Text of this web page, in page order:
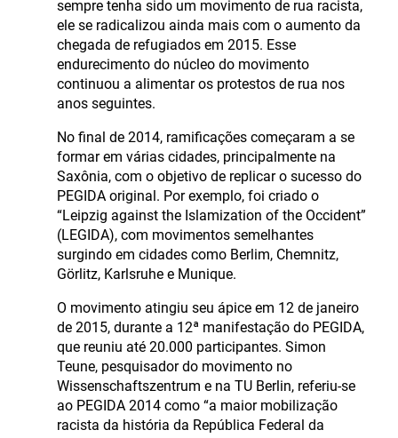
sempre tenha sido um movimento de rua racista,
ele se radicalizou ainda mais com o aumento da
chegada de refugiados em 2015. Esse
endurecimento do núcleo do movimento
continuou a alimentar os protestos de rua nos
anos seguintes.
No final de 2014, ramificações começaram a se
formar em várias cidades, principalmente na
Saxônia, com o objetivo de replicar o sucesso do
PEGIDA original. Por exemplo, foi criado o
“Leipzig against the Islamization of the Occident”
(LEGIDA), com movimentos semelhantes
surgindo em cidades como Berlim, Chemnitz,
Görlitz, Karlsruhe e Munique.
O movimento atingiu seu ápice em 12 de janeiro
de 2015, durante a 12ª manifestação do PEGIDA,
que reuniu até 20.000 participantes. Simon
Teune, pesquisador do movimento no
Wissenschaftszentrum e na TU Berlin, referiu-se
ao PEGIDA 2014 como “a maior mobilização
racista da história da República Federal da